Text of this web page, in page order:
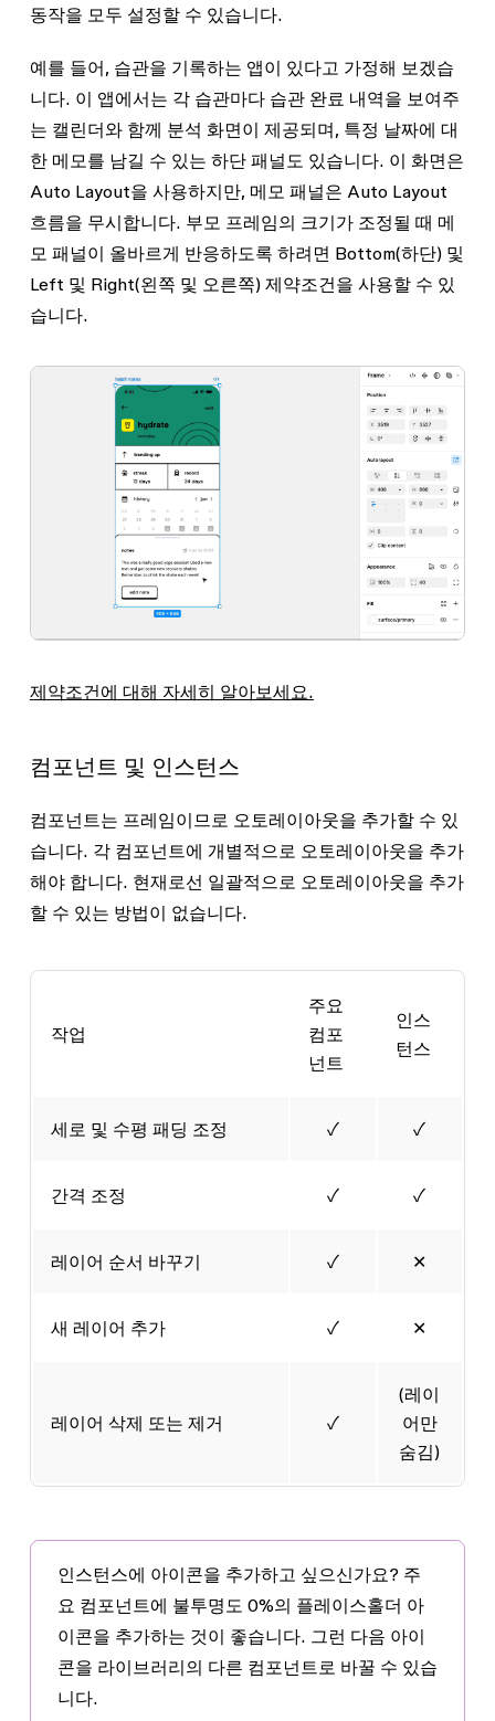
동작을 모두 설정할 수 있습니다.
예를 들어, 습관을 기록하는 앱이 있다고 가정해 보겠습
니다. 이 앱에서는 각 습관마다 습관 완료 내역을 보여주
는 캘린더와 함께 분석 화면이 제공되며, 특정 날짜에 대
한 메모를 남길 수 있는 하단 패널도 있습니다. 이 화면은
Auto Layout을 사용하지만, 메모 패널은 Auto Layout
흐름을 무시합니다. 부모 프레임의 크기가 조정될 때 메
모 패널이 올바르게 반응하도록 하려면 Bottom(하단) 및
Left 및 Right(왼쪽 및 오른쪽) 제약조건을 사용할 수 있
습니다.
제약조건에 대해 자세히 알아보세요.
컴포넌트 및 인스턴스
컴포넌트는 프레임이므로 오토레이아웃을 추가할 수 있
습니다. 각 컴포넌트에 개별적으로 오토레이아웃을 추가
해야 합니다. 현재로선 일괄적으로 오토레이아웃을 추가
할 수 있는 방법이 없습니다.
작업
주요
컴포
넌트
인스
턴스
세로 및 수평 패딩 조정 ✓ ✓
간격 조정 ✓ ✓
레이어 순서 바꾸기 ✓ ✕
새 레이어 추가 ✓ ✕
레이어 삭제 또는 제거 ✓
(레이
어만
숨김)
인스턴스에 아이콘을 추가하고 싶으신가요? 주
요 컴포넌트에 불투명도 0%의 플레이스홀더 아
이콘을 추가하는 것이 좋습니다. 그런 다음 아이
콘을 라이브러리의 다른 컴포넌트로 바꿀 수 있습
니다.